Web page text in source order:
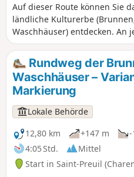
Auf dieser Route können Sie
ländliche Kulturerbe
Waschhäuser) entdecken. An
Wasserstelle finden Sie eine
und/oder anekdotische
Diese Route umfasst auch das
architektonische und
(die Kirche Saint-Projet aus
Jahrhundert, die Place
protestantische Stele, das
Ségeville und die verstreuten
Gemeinde). Die Entdeckung
Route verbindet auch die
Landschaft, der Flora und der
Rundweg der
Waschhäuser –
Markierung
Lokale Behörde
12,80 km
+147 m
-
4:05 Std.
Mittel
Start in Saint-Preuil